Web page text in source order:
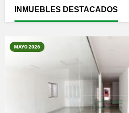
INMUEBLES DESTACADOS
MAYO 2026
VER DETALLES